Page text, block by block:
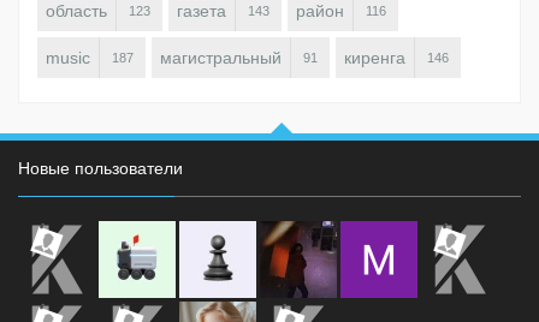
область 123 газета 143 район 116
music 187 магистральный 91 киренга 146
Новые пользователи